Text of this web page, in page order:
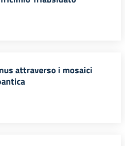
attraverso i mosaici